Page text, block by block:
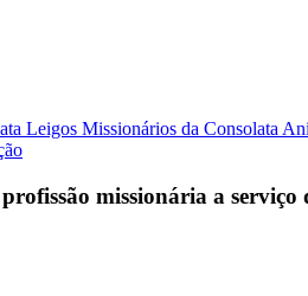
Leigos Missionários da Consolata
missionária a serviço